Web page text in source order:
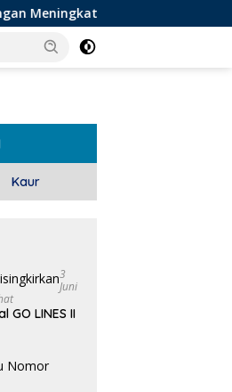
Ruang Publik dan Kebersihan
Kaur
3
Juni
GO LINES II